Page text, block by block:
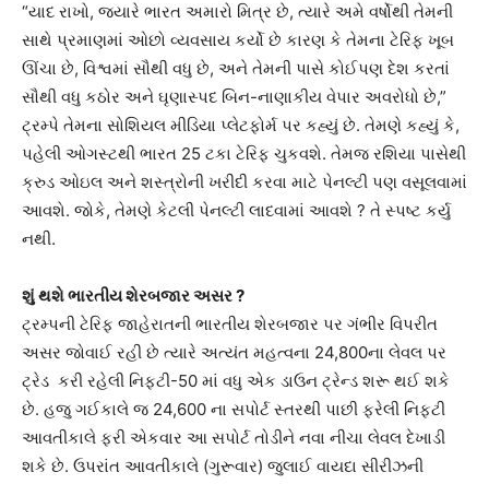
“યાદ રાખો, જ્યારે ભારત અમારો મિત્ર છે, ત્યારે અમે વર્ષોથી તેમની
સાથે પ્રમાણમાં ઓછો વ્યવસાય કર્યો છે કારણ કે તેમના ટેરિફ ખૂબ
ઊંચા છે, વિશ્વમાં સૌથી વધુ છે, અને તેમની પાસે કોઈપણ દેશ કરતાં
સૌથી વધુ કઠોર અને ઘૃણાસ્પદ બિન-નાણાકીય વેપાર અવરોધો છે,”
ટ્રમ્પે તેમના સોશિયલ મીડિયા પ્લેટફોર્મ પર કહ્યું છે. તેમણે કહ્યું કે,
પહેલી ઓગસ્ટથી ભારત 25 ટકા ટેરિફ ચુકવશે. તેમજ રશિયા પાસેથી
ક્રુડ ઓઇલ અને શસ્ત્રોની ખરીદી કરવા માટે પેનલ્ટી પણ વસૂલવામાં
આવશે. જોકે, તેમણે કેટલી પેનલ્ટી લાદવામાં આવશે ? તે સ્પષ્ટ કર્યુ
નથી.
શું થશે ભારતીય શેરબજાર અસર ?
ટ્રમ્પની ટેરિફ જાહેરાતની ભારતીય શેરબજાર પર ગંભીર વિપરીત
અસર જોવાઈ રહી છે ત્યારે અત્યંત મહત્વના 24,800ના લેવલ પર
ટ્રેડ કરી રહેલી નિફટી-50 માં વધુ એક ડાઉન ટ્રેન્ડ શરૂ થઈ શકે
છે. હજુ ગઈકાલે જ 24,600 ના સપોર્ટ સ્તરથી પાછી ફરેલી નિફટી
આવતીકાલે ફરી એકવાર આ સપોર્ટ તોડીને નવા નીચા લેવલ દેખાડી
શકે છે. ઉપરાંત આવતીકાલે (ગુરૂવાર) જુલાઈ વાયદા સીરીઝની